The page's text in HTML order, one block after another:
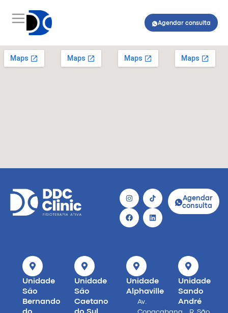
Agendar consulta
Agendar
consulta
Unidade
São
Bernando
Unidade
São
Caetano
Unidade
Alphaville
Av.
Copacabana
Unidade
Sando
André
R. São